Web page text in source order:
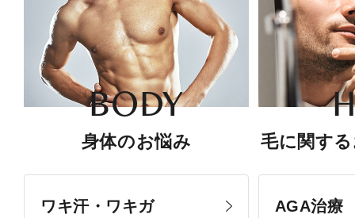
BODY
身体のお悩み
ワキ汗・ワキガ
毛に関す
AGA治療